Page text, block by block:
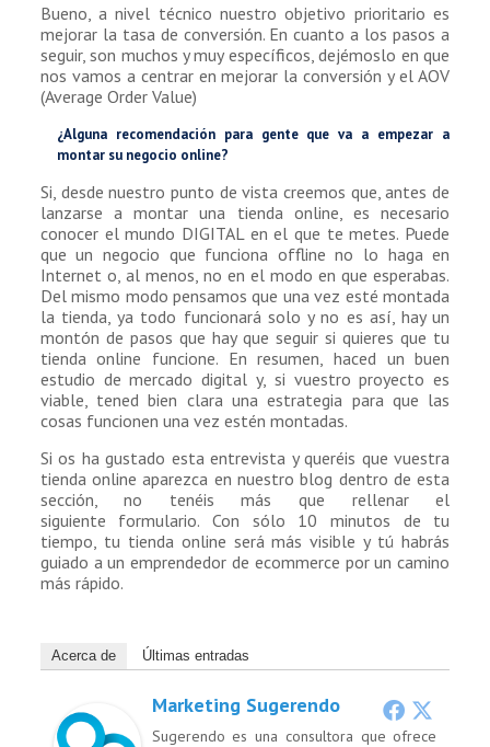
Bueno, a nivel técnico nuestro objetivo prioritario es
mejorar la tasa de conversión. En cuanto a los pasos a
seguir, son muchos y muy específicos, dejémoslo en que
nos vamos a centrar en mejorar la conversión y el AOV
(Average Order Value)
¿Alguna recomendación para gente que va a empezar a
montar su negocio online?
Si, desde nuestro punto de vista creemos que, antes de
lanzarse a montar una tienda online, es necesario
conocer el mundo DIGITAL en el que te metes. Puede
que un negocio que funciona offline no lo haga en
Internet o, al menos, no en el modo en que esperabas.
Del mismo modo pensamos que una vez esté montada
la tienda, ya todo funcionará solo y no es así, hay un
montón de pasos que hay que seguir si quieres que tu
tienda online funcione. En resumen, haced un buen
estudio de mercado digital y, si vuestro proyecto es
viable, tened bien clara una estrategia para que las
cosas funcionen una vez estén montadas.
Si os ha gustado esta entrevista y queréis que vuestra
tienda online aparezca en nuestro blog dentro de esta
sección, no tenéis más que rellenar el
siguiente formulario. Con sólo 10 minutos de tu
tiempo, tu tienda online será más visible y tú habrás
guiado a un emprendedor de ecommerce por un camino
más rápido.
Acerca de Últimas entradas
Marketing Sugerendo
Sugerendo es una consultora que ofrece